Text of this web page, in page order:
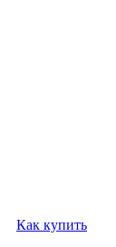
Как купить